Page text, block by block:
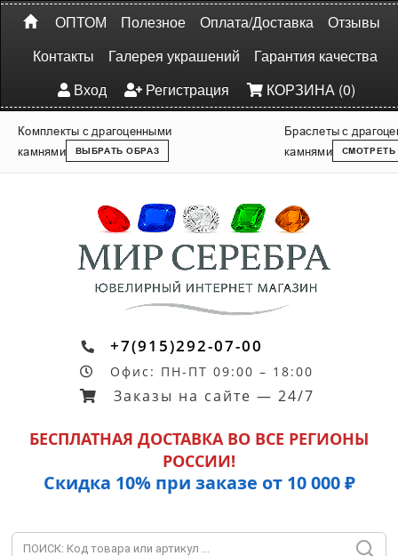
ОПТОМ Полезное Оплата/Доставка
Отзывы
Контакты
Галерея украшений
Гарантия качества
Вход
Регистрация КОРЗИНА (0)
Комплекты с драгоценными
камнями
ВЫБРАТЬ ОБРАЗ
Браслеты с
камнями
СМОТРЕТЬ
+7(915)292-07-00
Офис: ПН-ПТ 09:00 – 18:00
Заказы на сайте — 24/7
БЕСПЛАТНАЯ ДОСТАВКА ВО ВСЕ РЕГИОНЫ
РОССИИ!
Скидка 10% при заказе от 10 000 ₽